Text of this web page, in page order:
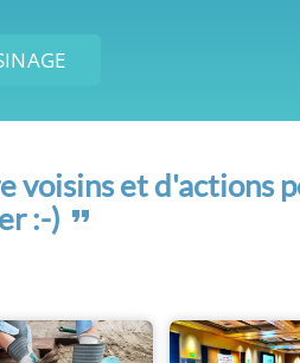
voisins et d'actions
:-)